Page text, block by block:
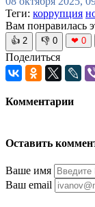
Теги: коррупция
Вам понравилась
👍 2 👎 0 ❤ 0
Поделиться
Комментарии
Оставить
Ваше имя
Ваш email